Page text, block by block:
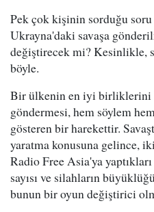
Pek çok kişinin sorduğu
Ukrayna'daki savaşa
değiştirecek mi? Kesinlikle,
böyle.
Bir ülkenin en iyi birliklerini
göndermesi, hem söylem
gösteren bir harekettir.
yaratma konusuna gelince,
Radio Free Asia'ya
sayısı ve silahların
bunun bir oyun değiştirici